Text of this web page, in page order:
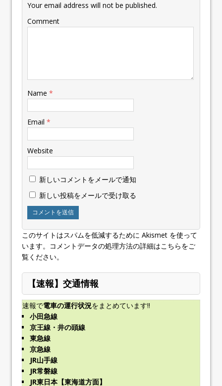
Your email address will not be published.
Comment
Name *
Email *
Website
新しいコメントをメールで通知
新しい投稿をメールで受け取る
このサイトはスパムを低減するために Akismet を使って
います。 コメントデータの処理方法の詳細はこちらをご
覧ください。
【速報】交通情報
速報で電車の運行状況をまとめています!!
小田急線
京王線・井の頭線
東急線
京急線
JR山手線
JR常磐線
JR東日本【東海道方面】